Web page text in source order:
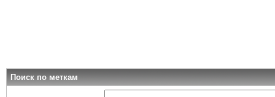
Поиск по меткам